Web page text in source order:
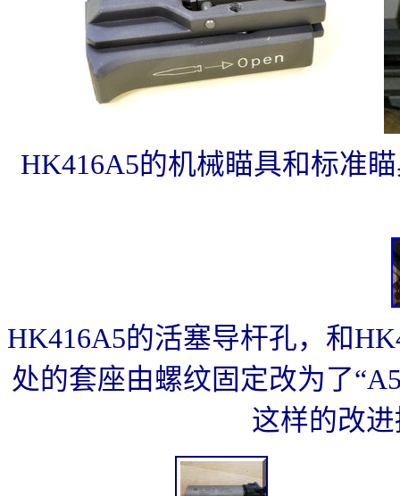
HK416A5的机械瞄具和标准
HK416A5的活塞导杆孔，和
处的套座由螺纹固定改为了
这样的改